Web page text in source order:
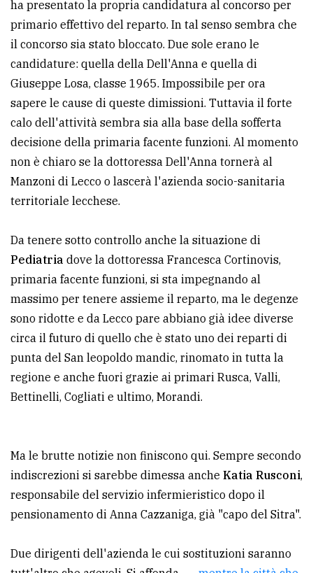
ha presentato la propria candidatura al concorso per
primario effettivo del reparto. In tal senso sembra che
il concorso sia stato bloccato. Due sole erano le
candidature: quella della Dell'Anna e quella di
Giuseppe Losa, classe 1965. Impossibile per ora
sapere le cause di queste dimissioni. Tuttavia il forte
calo dell'attività sembra sia alla base della sofferta
decisione della primaria facente funzioni. Al momento
non è chiaro se la dottoressa Dell'Anna tornerà al
Manzoni di Lecco o lascerà l'azienda socio-sanitaria
territoriale lecchese.
Da tenere sotto controllo anche la situazione di
Pediatria dove la dottoressa Francesca Cortinovis,
primaria facente funzioni, si sta impegnando al
massimo per tenere assieme il reparto, ma le degenze
sono ridotte e da Lecco pare abbiano già idee diverse
circa il futuro di quello che è stato uno dei reparti di
punta del San leopoldo mandic, rinomato in tutta la
regione e anche fuori grazie ai primari Rusca, Valli,
Bettinelli, Cogliati e ultimo, Morandi.
Ma le brutte notizie non finiscono qui. Sempre secondo
indiscrezioni si sarebbe dimessa anche Katia Rusconi,
responsabile del servizio infermieristico dopo il
pensionamento di Anna Cazzaniga, già "capo del Sitra".
Due dirigenti dell'azienda le cui sostituzioni saranno